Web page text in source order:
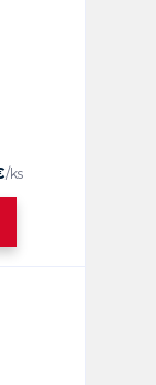
/ks